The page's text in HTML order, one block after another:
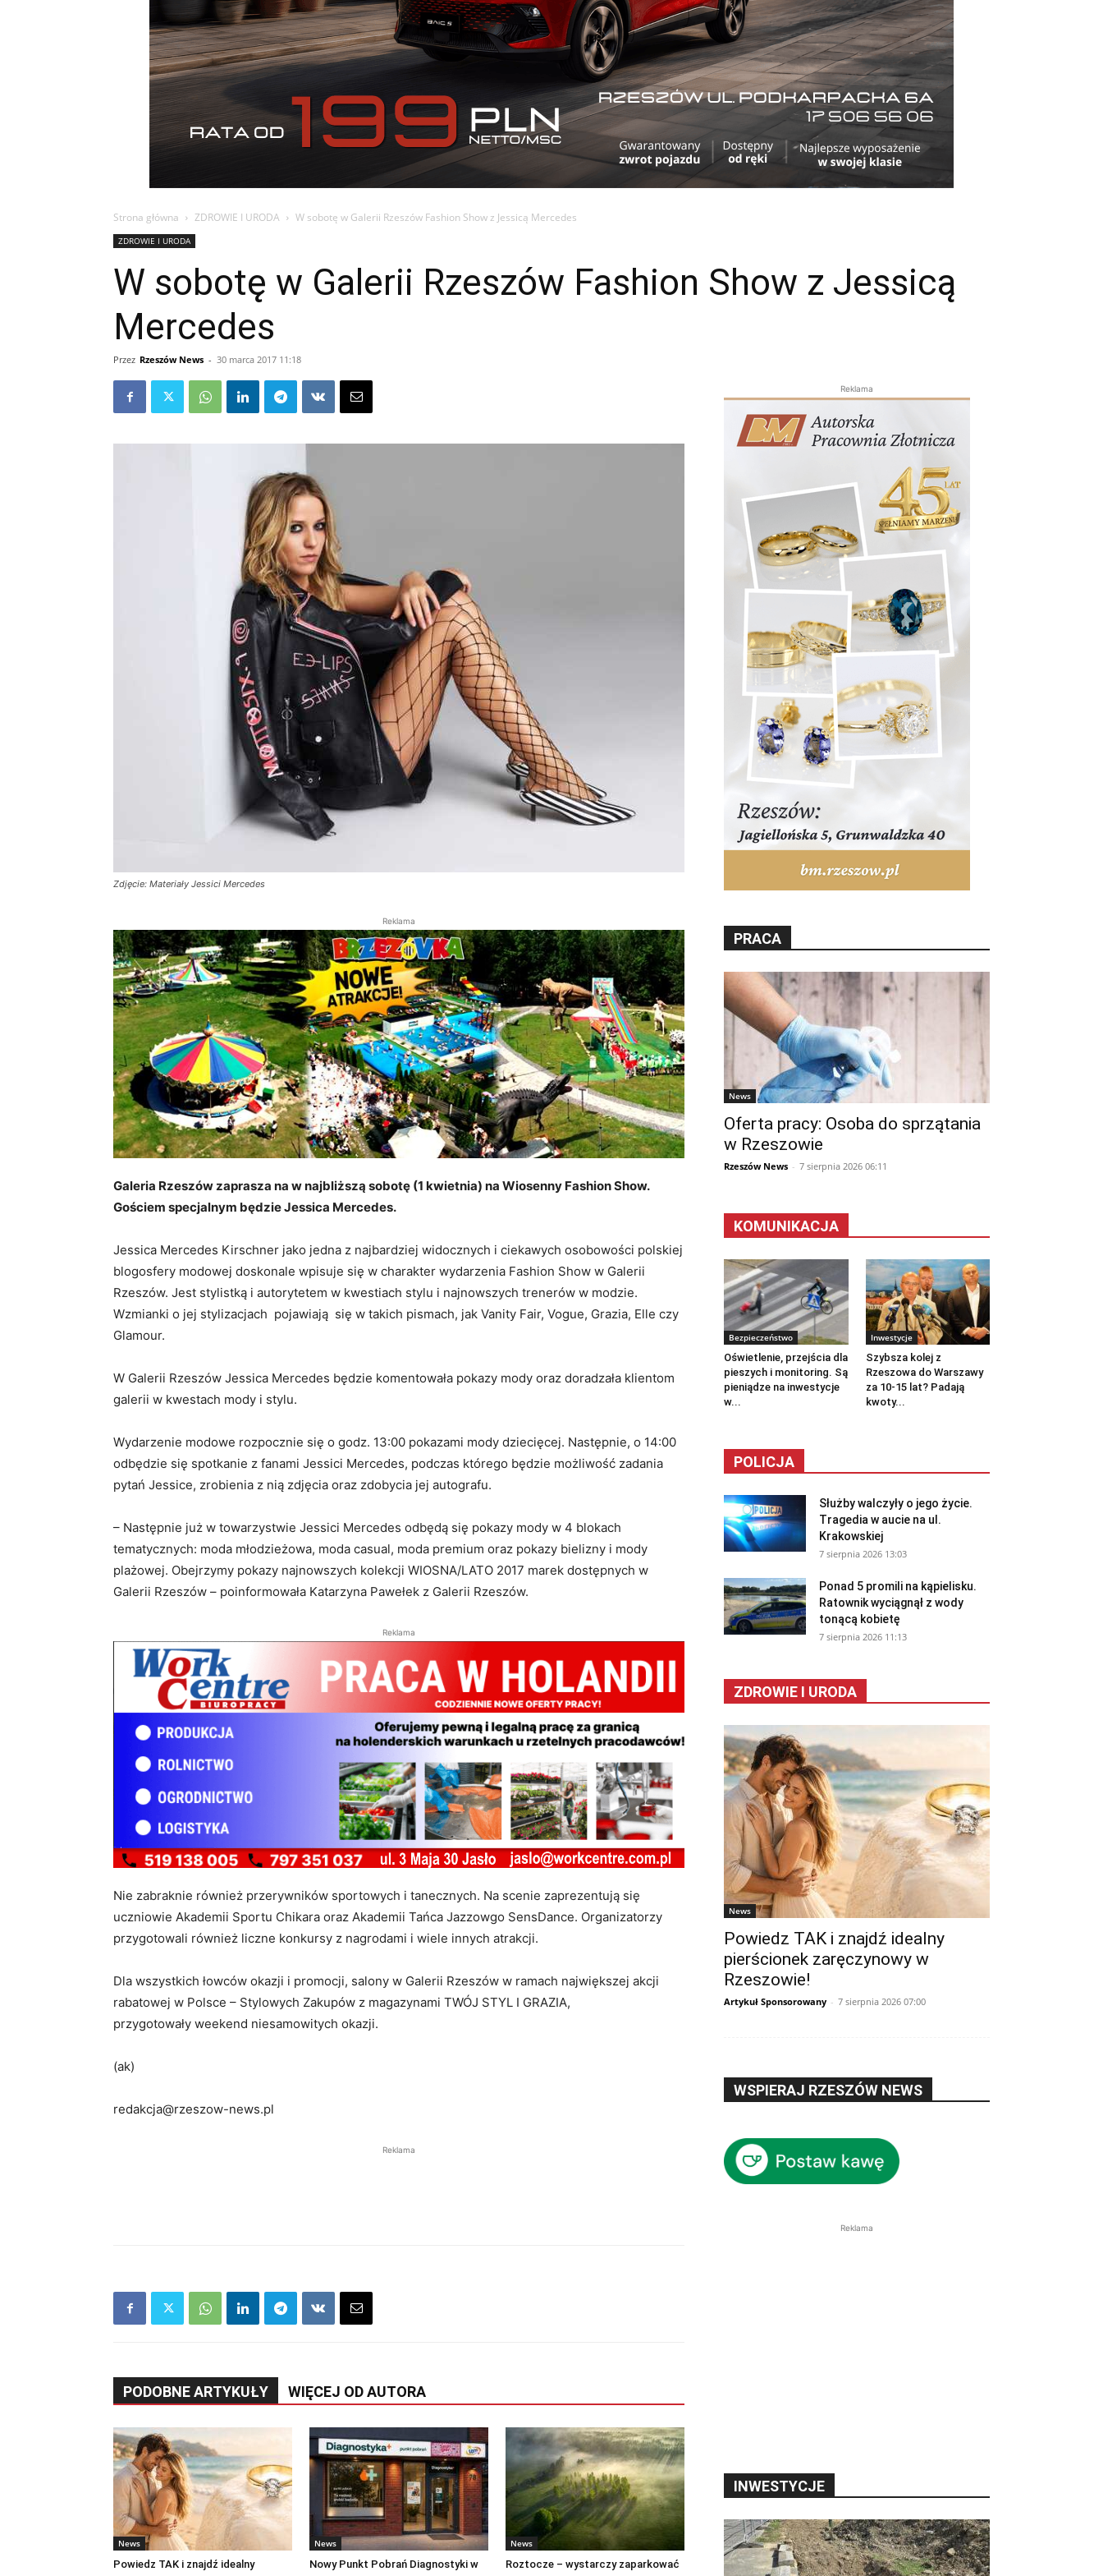
Strona główna ZDROWIE I URODA W sobotę w Galerii Rzeszów Fashion Show z Jessicą Mercedes
ZDROWIE I URODA
W sobotę w Galerii Rzeszów Fashion Show z Jessicą
Mercedes
Przez Rzeszów News - 30 marca 2017 11:18
Zdjęcie: Materiały Jessici Mercedes
Reklama
Galeria Rzeszów zaprasza na w najbliższą sobotę (1 kwietnia) na Wiosenny Fashion Show.
Gościem specjalnym będzie Jessica Mercedes.
Jessica Mercedes Kirschner jako jedna z najbardziej widocznych i ciekawych osobowości polskiej
blogosfery modowej doskonale wpisuje się w charakter wydarzenia Fashion Show w Galerii
Rzeszów. Jest stylistką i autorytetem w kwestiach stylu i najnowszych trenerów w modzie.
Wzmianki o jej stylizacjach pojawiają się w takich pismach, jak Vanity Fair, Vogue, Grazia, Elle czy
Glamour.
W Galerii Rzeszów Jessica Mercedes będzie komentowała pokazy mody oraz doradzała klientom
galerii w kwestach mody i stylu.
Wydarzenie modowe rozpocznie się o godz. 13:00 pokazami mody dziecięcej. Następnie, o 14:00
odbędzie się spotkanie z fanami Jessici Mercedes, podczas którego będzie możliwość zadania
pytań Jessice, zrobienia z nią zdjęcia oraz zdobycia jej autografu.
– Następnie już w towarzystwie Jessici Mercedes odbędą się pokazy mody w 4 blokach
tematycznych: moda młodzieżowa, moda casual, moda premium oraz pokazy bielizny i mody
plażowej. Obejrzymy pokazy najnowszych kolekcji WIOSNA/LATO 2017 marek dostępnych w
Galerii Rzeszów – poinformowała Katarzyna Pawełek z Galerii Rzeszów.
Reklama
Nie zabraknie również przerywników sportowych i tanecznych. Na scenie zaprezentują się
uczniowie Akademii Sportu Chikara oraz Akademii Tańca Jazzowgo SensDance. Organizatorzy
przygotowali również liczne konkursy z nagrodami i wiele innych atrakcji.
Dla wszystkich łowców okazji i promocji, salony w Galerii Rzeszów w ramach największej akcji
rabatowej w Polsce – Stylowych Zakupów z magazynami TWÓJ STYL I GRAZIA,
przygotowały weekend niesamowitych okazji.
(ak)
redakcja@rzeszow-news.pl
Reklama
PODOBNE ARTYKUŁY WIĘCEJ OD AUTORA
News
Powiedz TAK i znajdź idealny
News
Nowy Punkt Pobrań Diagnostyki w
News
Roztocze – wystarczy zaparkować
Reklama
PRACA
News
Oferta pracy: Osoba do sprzątania
w Rzeszowie
Rzeszów News - 7 sierpnia 2026 06:11
KOMUNIKACJA
Bezpieczeństwo
Oświetlenie, przejścia dla
pieszych i monitoring. Są
pieniądze na inwestycje
w...
Inwestycje
Szybsza kolej z
Rzeszowa do Warszawy
za 10-15 lat? Padają
kwoty...
POLICJA
Służby walczyły o jego życie.
Tragedia w aucie na ul.
Krakowskiej
7 sierpnia 2026 13:03
Ponad 5 promili na kąpielisku.
Ratownik wyciągnął z wody
tonącą kobietę
7 sierpnia 2026 11:13
ZDROWIE I URODA
News
Powiedz TAK i znajdź idealny
pierścionek zaręczynowy w
Rzeszowie!
Artykuł Sponsorowany - 7 sierpnia 2026 07:00
WSPIERAJ RZESZÓW NEWS
Reklama
INWESTYCJE